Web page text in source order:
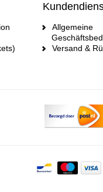
Allgemeine
Versand &